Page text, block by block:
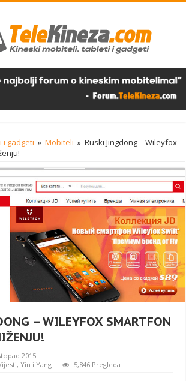
i gadgeti » Mobiteli » Ruski Jingdong – Wileyfox
– WILEYFOX SMARTFON
2015
,Yin i Yang 5,846 Pregleda